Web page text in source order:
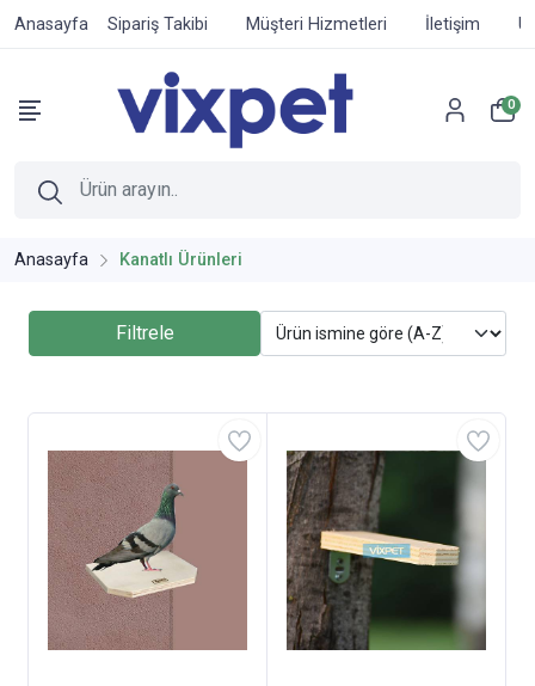
Anasayfa Sipariş Takibi Müşteri Hizmetleri İletişim
0
Anasayfa Kanatlı Ürünleri
Filtrele